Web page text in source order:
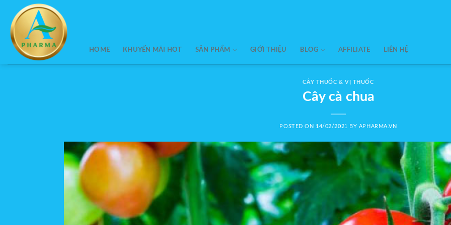
content
HOME KHUYẾN MÃI HOT SẢN PHẨM GIỚI THIỆU BLOG AFFILIATE LIÊN HỆ
CÂY THUỐC & VỊ THUỐC
Cây cà chua
POSTED ON 14/02/2021 BY APHARMA.VN